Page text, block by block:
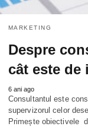
MARKETING
Despre
cât este de
6 ani ago
Consultantul este
supervizorul celor
Primește obiectivele